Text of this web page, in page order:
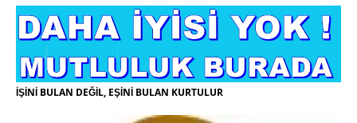
İŞİNİ BULAN DEĞİL, EŞİNİ BULAN KURTULUR